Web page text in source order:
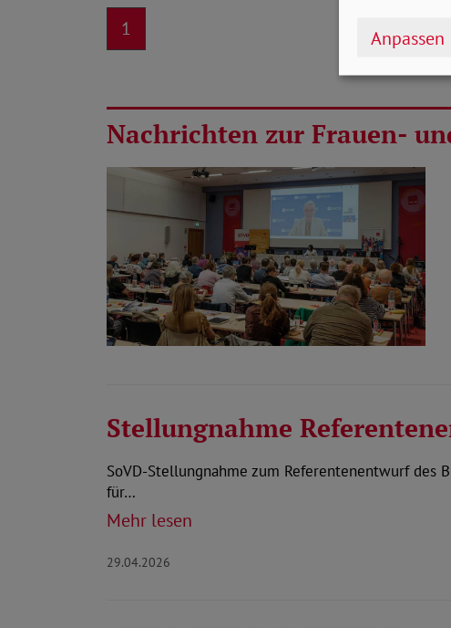
1
Nachrichten zur Frauen-
Stellungnahme
SoVD-Stellungnahme zum Referentenentwurf des
für…
Mehr lesen
29.04.2026
Anpassen